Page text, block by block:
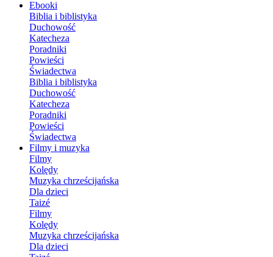
Ebooki
Biblia i biblistyka
Duchowość
Katecheza
Poradniki
Powieści
Świadectwa
Biblia i biblistyka
Duchowość
Katecheza
Poradniki
Powieści
Świadectwa
Filmy i muzyka
Filmy
Kolędy
Muzyka chrześcijańska
Dla dzieci
Taizé
Filmy
Kolędy
Muzyka chrześcijańska
Dla dzieci